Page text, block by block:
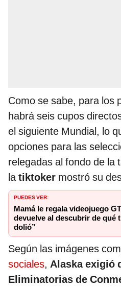
Como se sabe, para los
habrá seis cupos
el siguiente Mundial, lo
opciones para las
relegadas al fondo de la
latiktoker mostró su
PUEDES VER:
Mamá le regala videojuego
devuelve al descubrir de qué
dolió”
Según las imágenes
sociales, Alaska exigió
Eliminatorias de